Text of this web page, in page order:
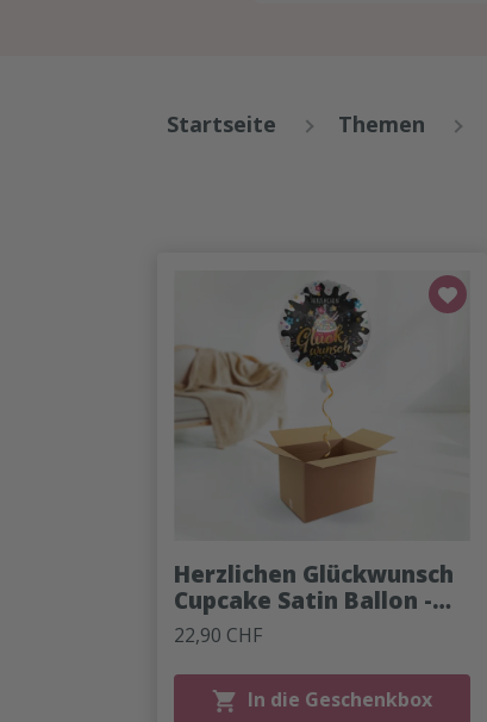
Startseite Themen
Herzlichen Glückwunsch
Cupcake Satin Ballon -
43cm
22,90 CHF
In die Geschenkbox